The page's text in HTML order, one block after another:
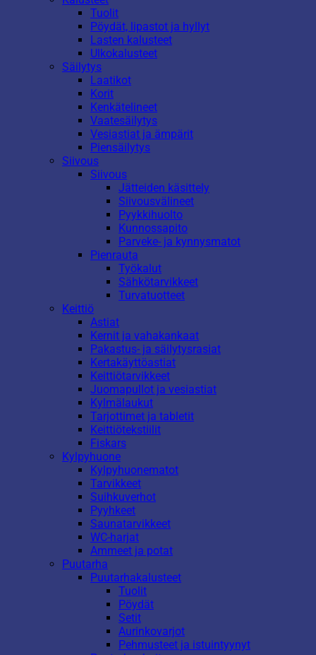
Tuolit
Pöydät, lipastot ja hyllyt
Lasten kalusteet
Ulkokalusteet
Säilytys
Laatikot
Korit
Kenkätelineet
Vaatesäilytys
Vesiastiat ja ämpärit
Piensäilytys
Siivous
Siivous
Jätteiden käsittely
Siivousvälineet
Pyykkihuolto
Kunnossapito
Parveke- ja kynnysmatot
Pienrauta
Työkalut
Sähkötarvikkeet
Turvatuotteet
Keittiö
Astiat
Kernit ja vahakankaat
Pakastus- ja säilytysrasiat
Kertakäyttöastiat
Keittiötarvikkeet
Juomapullot ja vesiastiat
Kylmälaukut
Tarjottimet ja tabletit
Keittiötekstiilit
Fiskars
Kylpyhuone
Kylpyhuonematot
Tarvikkeet
Suihkuverhot
Pyyhkeet
Saunatarvikkeet
WC-harjat
Ammeet ja potat
Puutarha
Puutarhakalusteet
Tuolit
Pöydät
Setit
Aurinkovarjot
Pehmusteet ja istuintyynyt